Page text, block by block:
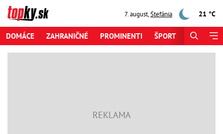
7. august,Štefánia 21 °C
DOMÁCE ZAHRANIČNÉ PROMINENTI ŠPORT